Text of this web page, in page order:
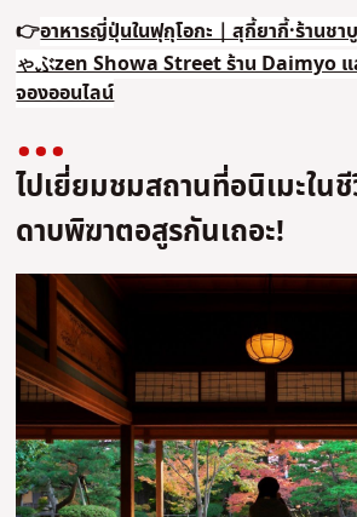
👉อาหารญี่ปุ่นในฟุกุโอกะ｜สุกี้ยากี้·ร้านชา
ゃぶzen Showa Street ร้าน Daimyo
จองออนไลน์
ไปเยี่ยมชมสถานที่อนิเมะใน
ดาบพิฆาตอสูรกันเถอะ!